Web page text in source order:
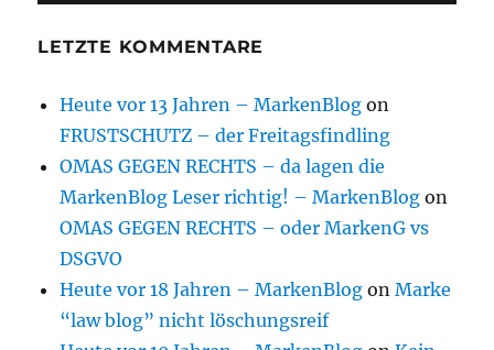
LETZTE KOMMENTARE
Heute vor 13 Jahren – MarkenBlog on
FRUSTSCHUTZ – der Freitagsfindling
OMAS GEGEN RECHTS – da lagen die
MarkenBlog Leser richtig! – MarkenBlog on
OMAS GEGEN RECHTS – oder MarkenG vs
DSGVO
Heute vor 18 Jahren – MarkenBlog onMarke
“law blog” nicht löschungsreif